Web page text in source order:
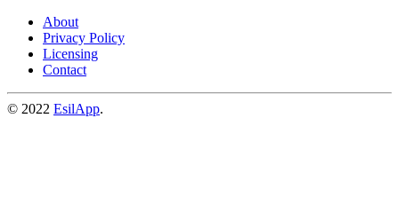
About
Privacy Policy
Licensing
Contact
© 2022 EsilApp.